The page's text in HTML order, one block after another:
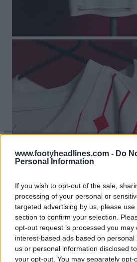
www.footyheadlines.com - Do
Personal Information
If you wish to opt-out of the sale,
processing of your personal or
targeted advertising by us, please
section to confirm your selection.
opt-out request is processed you may
interest-based ads based on
us or personal information disclosed
your opt-out. You may separately opt-